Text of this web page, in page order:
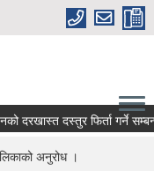
दरखास्त दस्तुर फिर्ता गर्ने
अनुरोध ।